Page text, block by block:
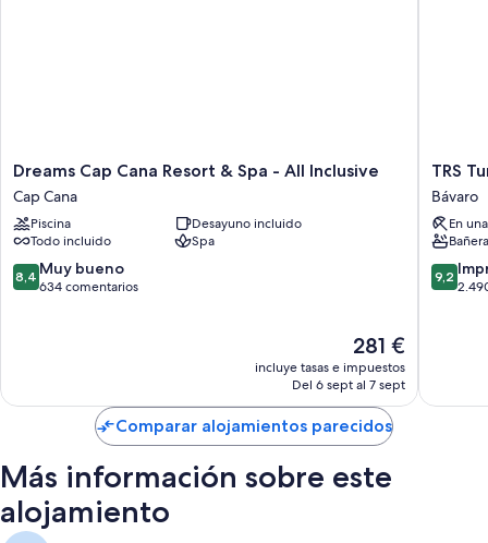
Dreams
Cap
Cana
Resort
&
Spa
-
Dreams Cap Cana Resort & Spa - All Inclusive
Cap Cana
Piscina
Desayuno incluido
Todo incluido
Spa
8.4
sobre
8,4 Muy bueno
634 comentarios
El
precio
actual
de
281 €
281 €
incluye tasas e impuestos
Del 6 sept al 7 sept
TRS
Hotel
-
Adults
Only
-
TRS
Bávaro
En
9.2
sobre
9,2
Comparar alojamientos parecidos
Más información sobre este
alojamiento